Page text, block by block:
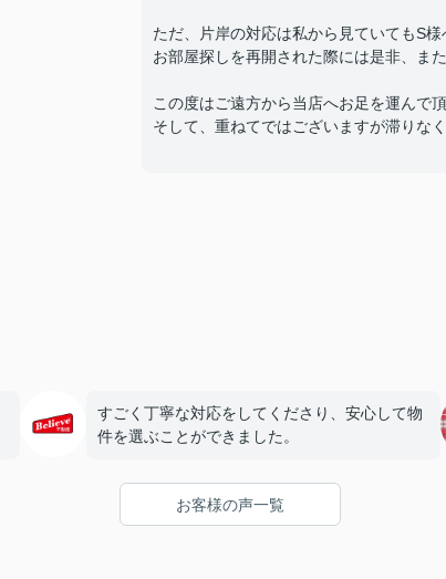
ただ、片岸の対応は私から見ていてもS
お部屋探しを再開された際には是非、ま
この度はご遠方から当店へお足を運んで
そして、重ねてではございますが滞りな
すごく丁寧な対応をしてくださり、安心して物
件を選ぶことができました。
お客様の声一覧